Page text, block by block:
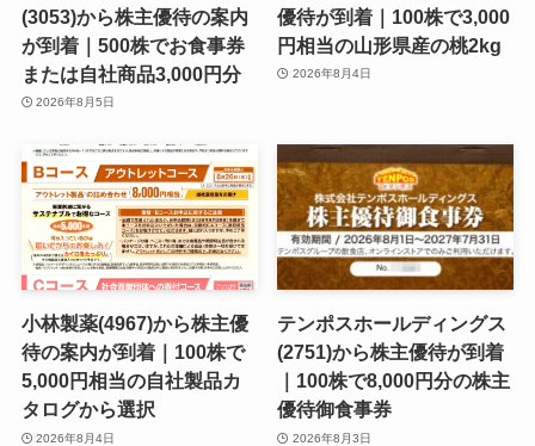
(3053)から株主優待の案内
が到着｜500株でお食事券
または自社商品3,000円分
2026年8月5日
優待が到着｜100株で3,000
円相当の山形県産の桃2kg
2026年8月4日
小林製薬(4967)から株主優
待の案内が到着｜100株で
5,000円相当の自社製品カ
タログから選択
2026年8月4日
テンポスホールディングス
(2751)から株主優待が到着
｜100株で8,000円分の株主
優待御食事券
2026年8月3日